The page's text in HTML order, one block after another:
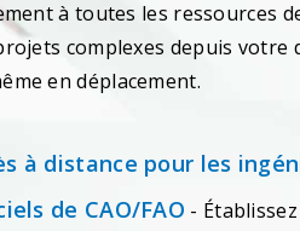
à toutes les ressources
complexes depuis votre
en déplacement.
à distance pour les
de CAO/FAO -